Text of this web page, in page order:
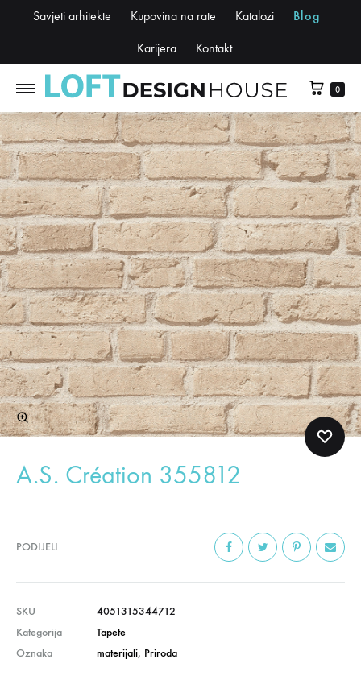
Savjeti arhitekte Kupovina na rate Katalozi Blog
Karijera Kontakt
0
A.S. Création 355812
PODIJELI
SKU
4051315344712
Kategorija
Tapete
Oznaka
materijali, Priroda